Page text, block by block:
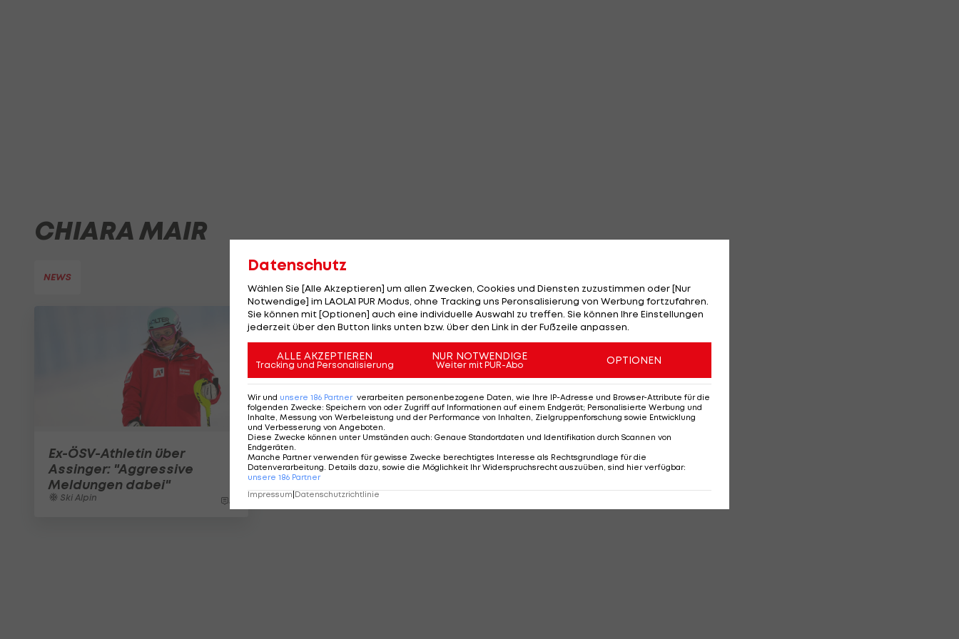
CHIARA MAIR
NEWS
Ex-ÖSV-Athletin über
Assinger: "Aggressive
Meldungen dabei"
Ski Alpin 5
Datenschutz
Wählen Sie [Alle Akzeptieren] um allen Zwecken, Cookies und Diensten zuzustimmen oder [Nur
Notwendige] im LAOLA1 PUR Modus, ohne Tracking uns Peronsalisierung von Werbung fortzufahren.
Sie können mit [Optionen] auch eine individuelle Auswahl zu treffen. Sie können Ihre Einstellungen
jederzeit über den Button links unten bzw. über den Link in der Fußzeile anpassen.
ALLE AKZEPTIEREN
Tracking und Personalisierung
NUR NOTWENDIGE
Weiter mit PUR-Abo OPTIONEN
Wir und unsere 186 Partner verarbeiten personenbezogene Daten, wie Ihre IP-Adresse und Browser-Attribute für die
folgenden Zwecke: Speichern von oder Zugriff auf Informationen auf einem Endgerät; Personalisierte Werbung und
Inhalte, Messung von Werbeleistung und der Performance von Inhalten, Zielgruppenforschung sowie Entwicklung
und Verbesserung von Angeboten
Diese Zwecke können unter Umständen auch: Genaue Standortdaten und Identifikation durch Scannen von
Endgeräten
Manche Partner verwenden für gewisse Zwecke berechtigtes Interesse als Rechtsgrundlage für die
Datenverarbeitung. Details dazu, sowie die Möglichkeit Ihr Widerspruchsrecht auszuüben, sind hier verfügbar:
unsere 186 Partner
Impressum|Datenschutzrichtlinie